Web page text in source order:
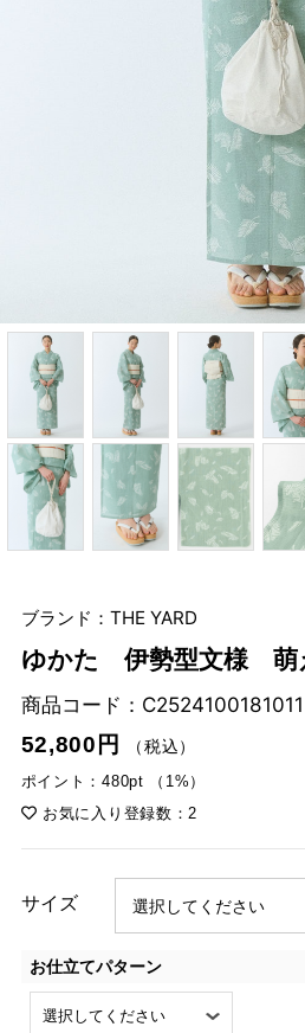
ブランド：THE YARD
ゆかた 伊勢型文様 萌
商品コード： C2524100181011
52,800円
（税込）
ポイント：480pt （1%）
お気に入り登録数：2
サイズ
お仕立てパターン